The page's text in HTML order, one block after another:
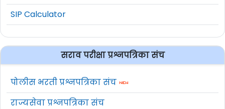
SIP Calculator
सराव परीक्षा प्रश्नपत्रिका संच
पोलीस भरती प्रश्नपत्रिका संच
राज्यसेवा प्रश्नपत्रिका संच